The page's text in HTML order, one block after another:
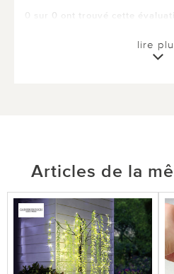
0 sur 0 ont trouvé cette
lire
Articles de la